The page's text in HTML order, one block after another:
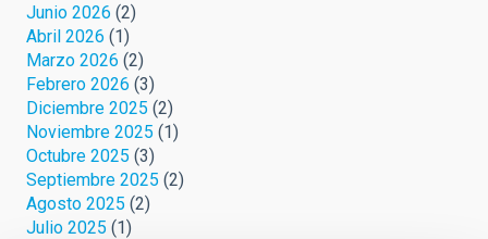
Junio 2026 (2)
Abril 2026 (1)
Marzo 2026 (2)
Febrero 2026 (3)
Diciembre 2025 (2)
Noviembre 2025 (1)
Octubre 2025 (3)
Septiembre 2025 (2)
Agosto 2025 (2)
Julio 2025 (1)